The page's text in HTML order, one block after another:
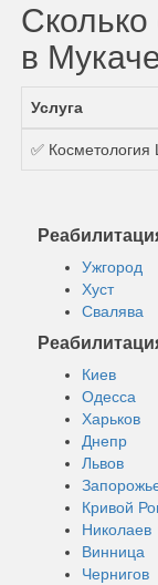
Сколько
в
Услуга
✅ Косметология
Ужгород
Хуст
Свалява
Киев
Одесса
Харьков
Днепр
Львов
Кривой
Николаев
Винница
Чернигов